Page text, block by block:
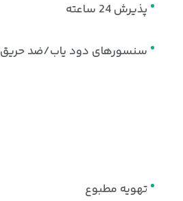
پذیرش 24 ساعته
سنسورهای دود یاب/ضد حریق
تهویه مطبوع